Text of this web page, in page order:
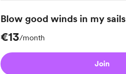
Blow good winds in my sails
€13/month
Join